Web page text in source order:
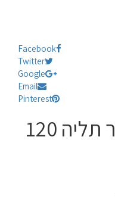
Facebook
Twitter
Google
Email
Pinterest
פרופיל מגנט שחור תליה 120